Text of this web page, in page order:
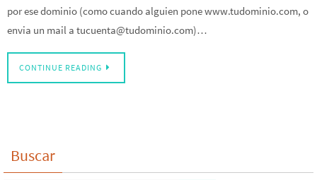
por ese dominio (como cuando alguien pone www.tudominio.com, o
envia un mail a tucuenta@tudominio.com)…
CONTINUE READING
Buscar